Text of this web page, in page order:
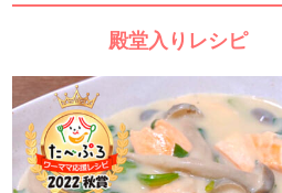
殿堂入りレシピ